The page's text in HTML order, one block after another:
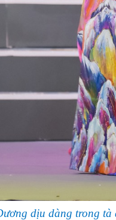
dịu dàng trong tà